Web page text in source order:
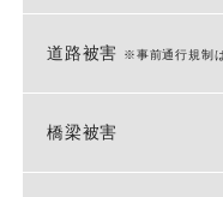
道路被害 ※事前通行規制
橋梁被害